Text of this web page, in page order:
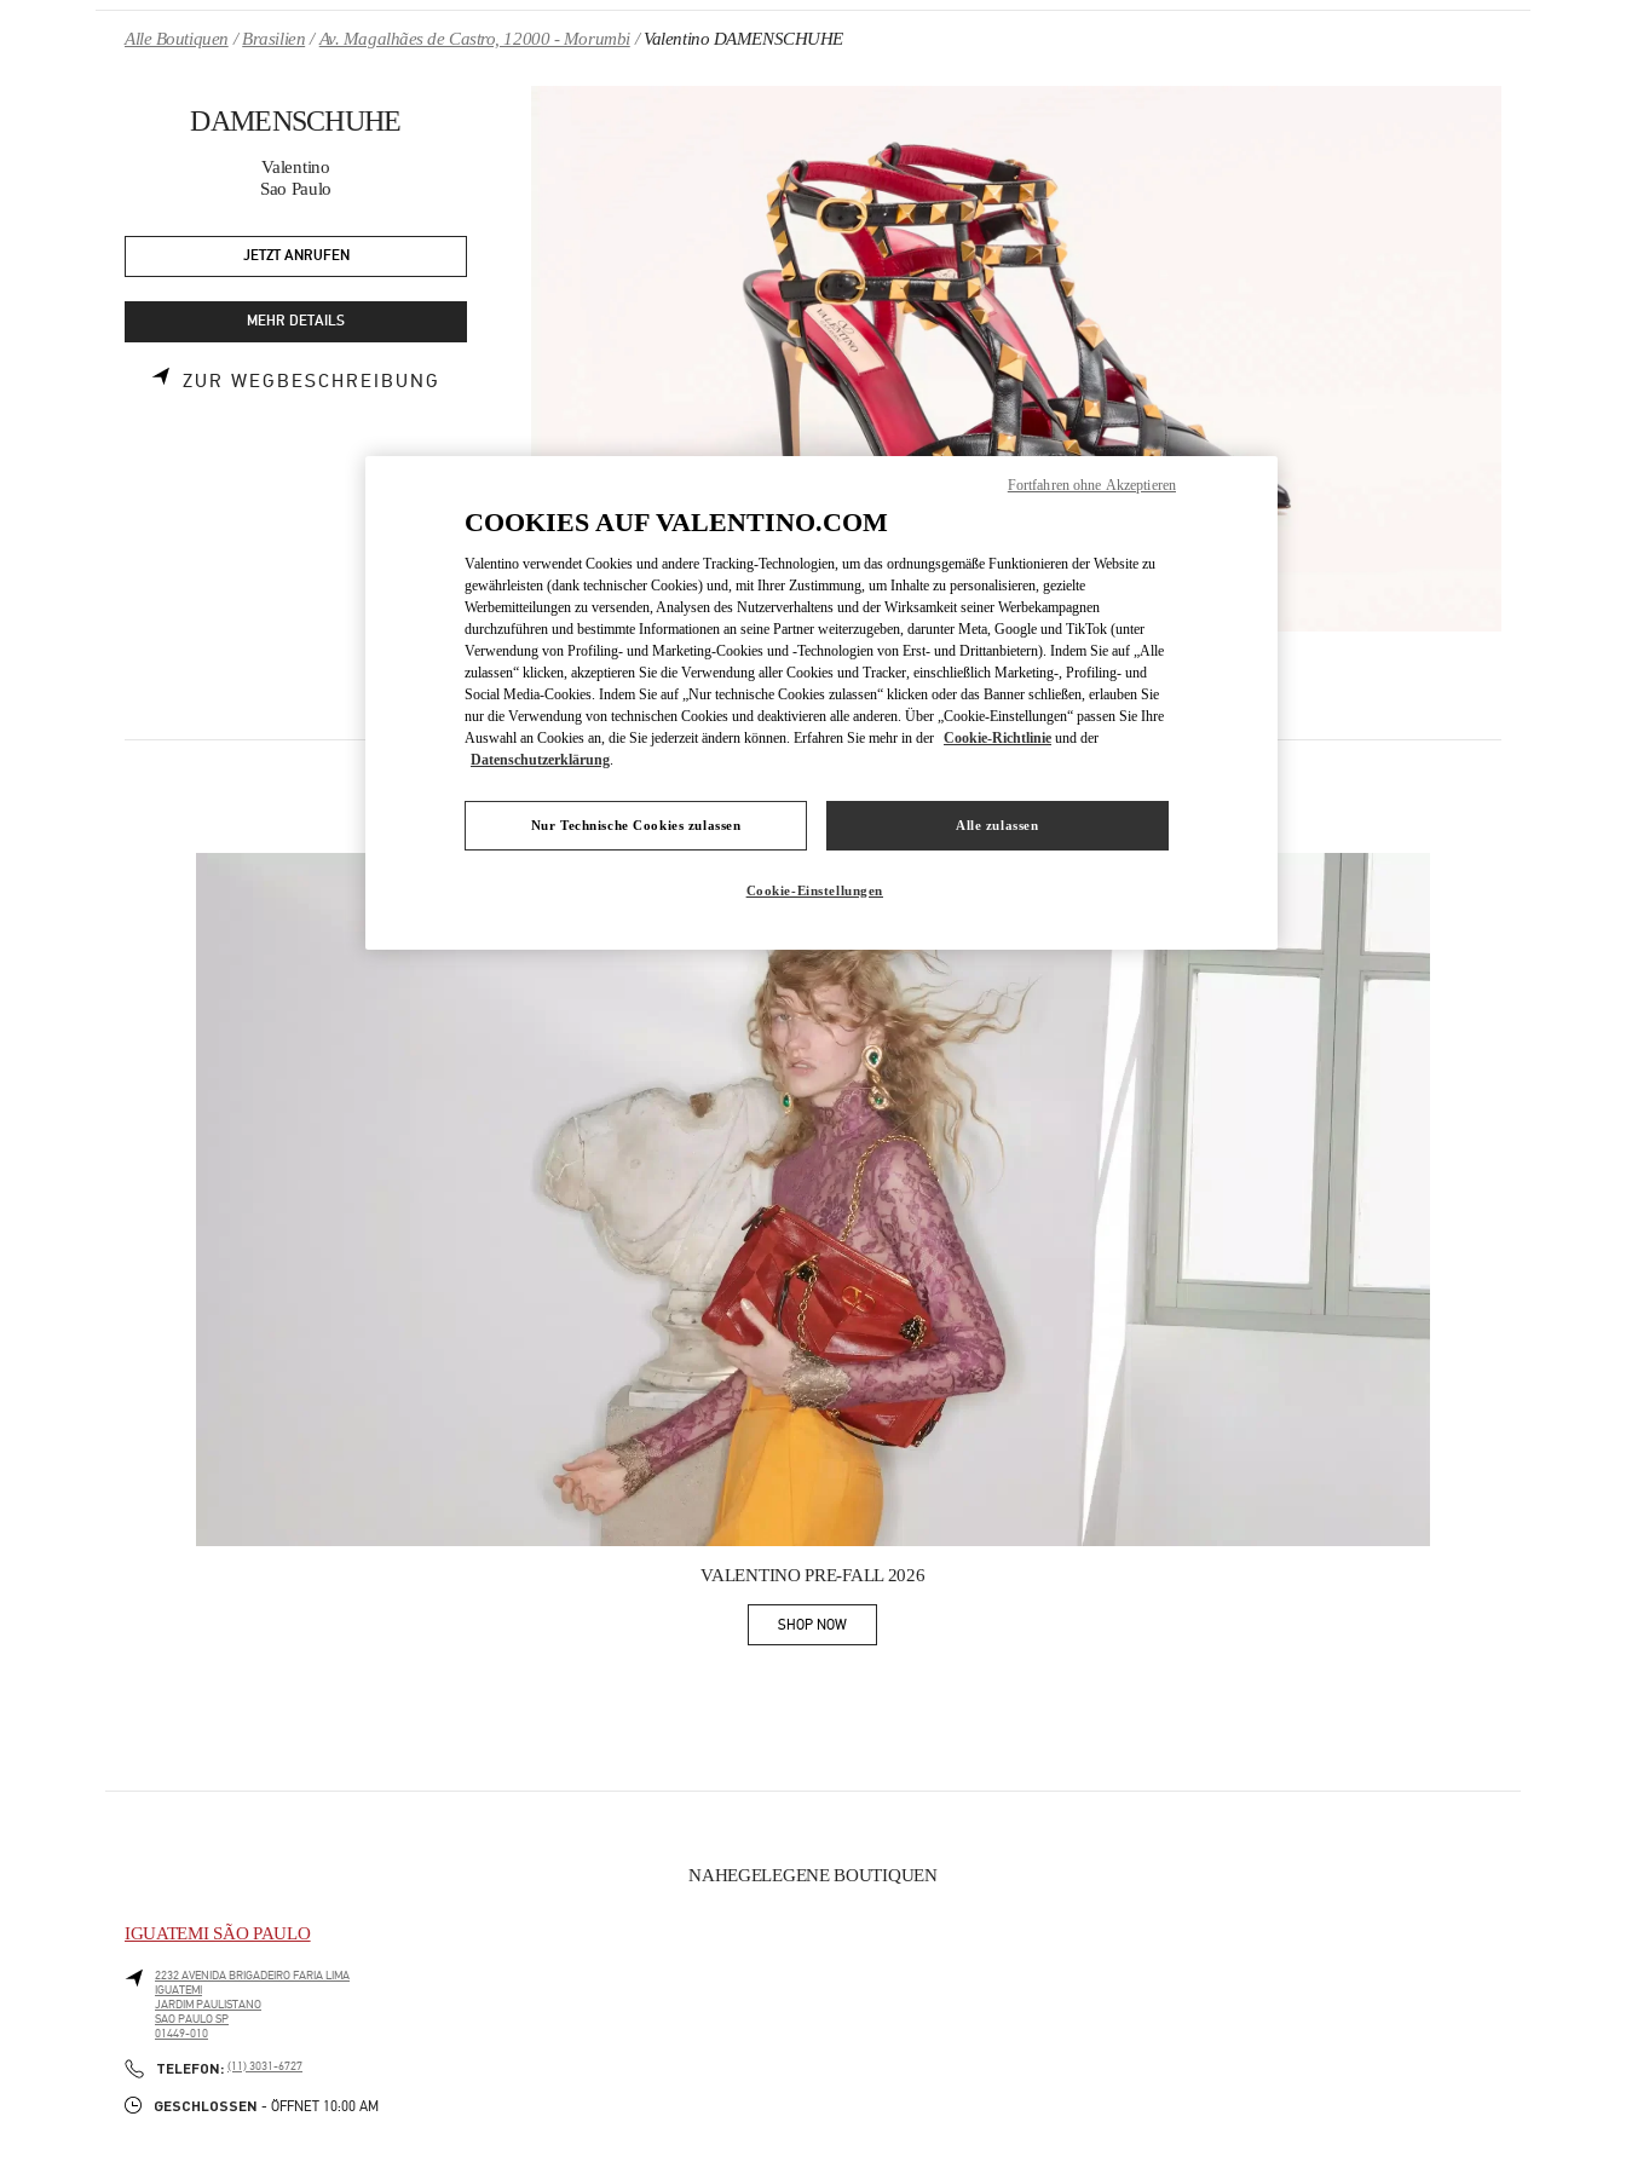
Alle Boutiquen Brasilien Av. Magalhães de Castro, 12000 - Morumbi Valentino DAMENSCHUHE
DAMENSCHUHE
Valentino
Sao Paulo
JETZT ANRUFEN
MEHR DETAILS
ZUR WEGBESCHREIBUNG
ENTDECKEN SIE MEHR
Link Opens in New Tab
NEUHEITEN
VALENTINO PRE-FALL 2026
SHOP NOWLink Opens in New Tab
NAHEGELEGENE BOUTIQUEN
IGUATEMI SÃO PAULO
2232 AVENIDA BRIGADEIRO FARIA LIMA
IGUATEMI
JARDIM PAULISTANO
SAO PAULOSP
01449-010
TELEFON: PHONE
(11) 3031-6727
GESCHLOSSEN - ÖFFNET 10:00 AM
COOKIES AUF VALENTINO.COM
Valentino verwendet Cookies und andere Tracking-Technologien, um das ordnungsgemäße Funktionieren der Website zu
gewährleisten (dank technischer Cookies) und, mit Ihrer Zustimmung, um Inhalte zu personalisieren, gezielte
Werbemitteilungen zu versenden, Analysen des Nutzerverhaltens und der Wirksamkeit seiner Werbekampagnen
durchzuführen und bestimmte Informationen an seine Partner weiterzugeben, darunter Meta, Google und TikTok (unter
Verwendung von Profiling- und Marketing-Cookies und -Technologien von Erst- und Drittanbietern). Indem Sie auf „Alle
zulassen“ klicken, akzeptieren Sie die Verwendung aller Cookies und Tracker, einschließlich Marketing-, Profiling- und
Social Media-Cookies. Indem Sie auf „Nur technische Cookies zulassen“ klicken oder das Banner schließen, erlauben Sie
nur die Verwendung von technischen Cookies und deaktivieren alle anderen. Über „Cookie-Einstellungen“ passen Sie Ihre
Auswahl an Cookies an, die Sie jederzeit ändern können. Erfahren Sie mehr in der Cookie-Richtlinie und der
Datenschutzerklärung.
Nur Technische Cookies zulassen Alle zulassen
Cookie-Einstellungen
Fortfahren ohne Akzeptieren